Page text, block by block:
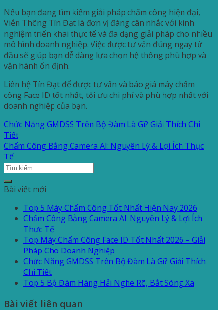
Nếu bạn đang tìm kiếm giải pháp chấm công hiện đại,
Viễn Thông Tín Đạt là đơn vị đáng cân nhắc với kinh
nghiệm triển khai thực tế và đa dạng giải pháp cho nhiều
mô hình doanh nghiệp. Việc được tư vấn đúng ngay từ
đầu sẽ giúp bạn dễ dàng lựa chọn hệ thống phù hợp và
vận hành ổn định.
Liên hệ Tín Đạt để được tư vấn và báo giá máy chấm
công Face ID tốt nhất, tối ưu chi phí và phù hợp nhất với
doanh nghiệp của bạn.
Chức Năng GMDSS Trên Bộ Đàm Là Gì? Giải Thích Chi
Tiết
Chấm Công Bằng Camera AI: Nguyên Lý & Lợi Ích Thực
Tế
Bài viết mới
Top 5 Máy Chấm Công Tốt Nhất Hiện Nay 2026
Chấm Công Bằng Camera AI: Nguyên Lý & Lợi Ích
Thực Tế
Top Máy Chấm Công Face ID Tốt Nhất 2026 – Giải
Pháp Cho Doanh Nghiệp
Chức Năng GMDSS Trên Bộ Đàm Là Gì? Giải Thích
Chi Tiết
Top 5 Bộ Đàm Hàng Hải Nghe Rõ, Bắt Sóng Xa
Bài viết liên quan